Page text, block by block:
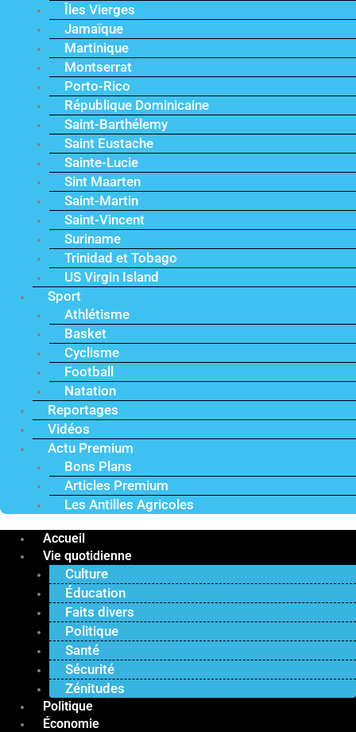
Îles Vierges
Jamaïque
Martinique
Montserrat
Porto-Rico
République Dominicaine
Saint-Barthélemy
Saint Eustache
Sainte-Lucie
Sint Maarten
Saint-Martin
Saint-Vincent
Suriname
Trinidad et Tobago
US Virgin Island
Sport
Athlétisme
Basket
Cyclisme
Football
Natation
Reportages
Vidéos
Actu Premium
Bons Plans
Articles Premium
Les Antilles Agricoles
Accueil
Vie quotidienne
Culture
Éducation
Faits divers
Politique
Santé
Sécurité
Zénitudes
Politique
Économie